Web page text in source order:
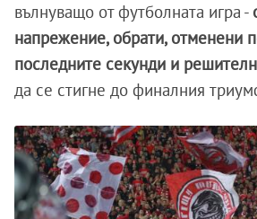
вълнуващо от футболната игра -
напрежение, обрати, отменени
последните секунди и
да се стигне до финалния